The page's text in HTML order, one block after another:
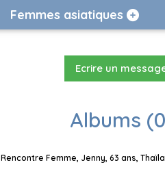
Femmes asiatiques
Ecrire un
Albums
Rencontre Femme, Jenny, 63 ans,